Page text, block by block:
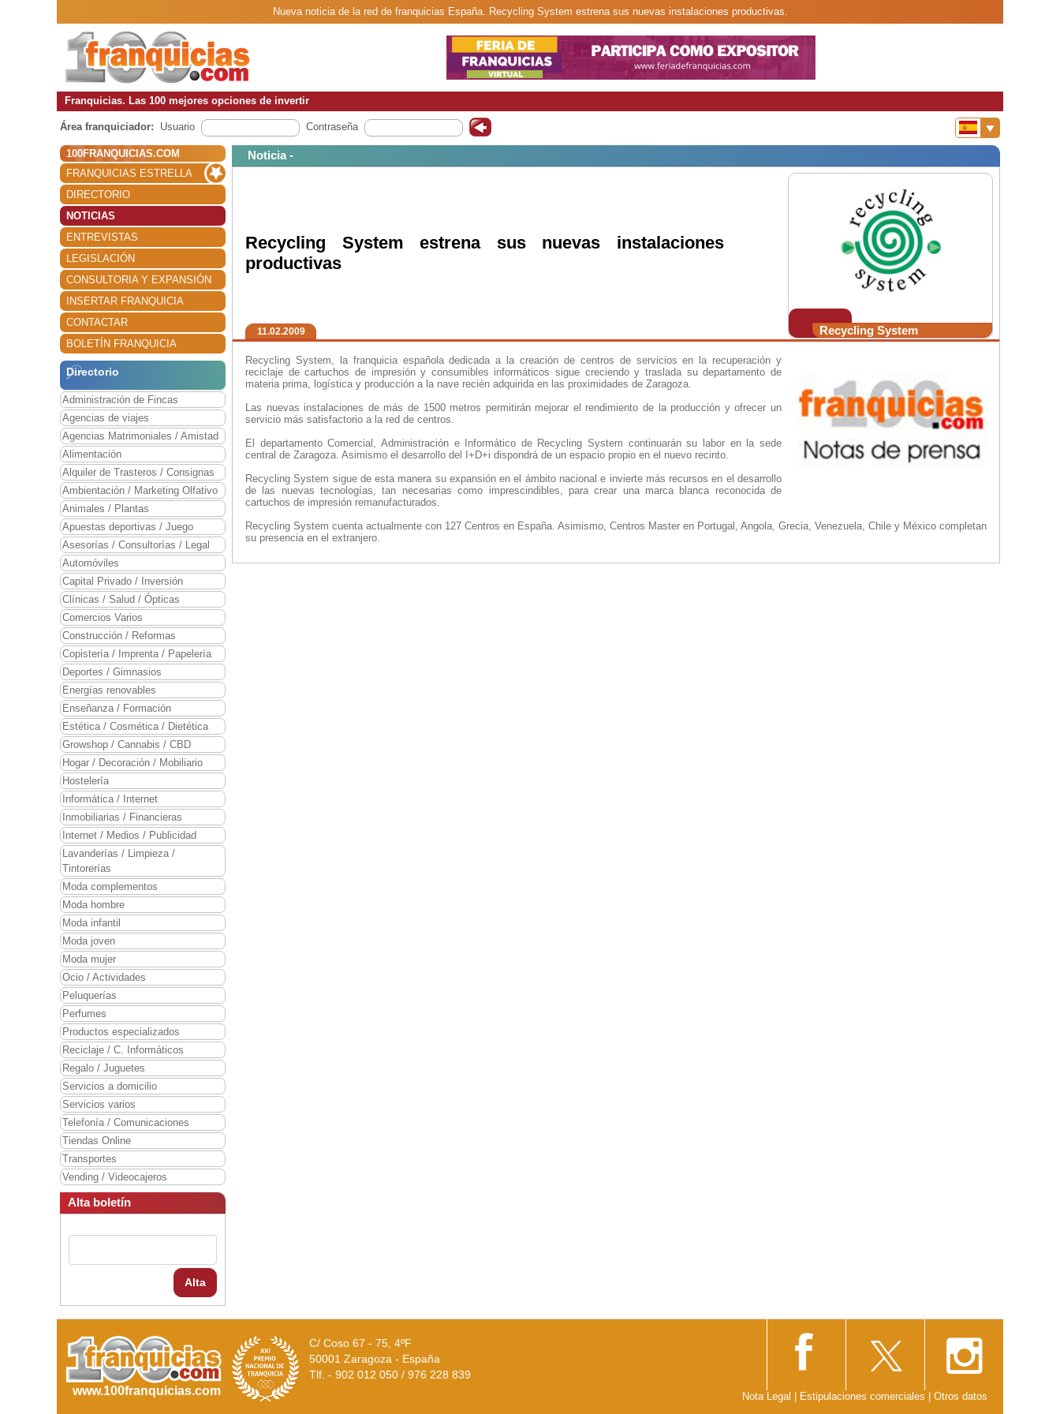
Nueva noticia de la red de franquicias España. Recycling System estrena sus nuevas instalaciones productivas.
Franquicias. Las 100 mejores opciones de invertir
Área franquiciador: Usuario Contraseña
100FRANQUICIAS.COM
FRANQUICIAS ESTRELLA
DIRECTORIO
NOTICIAS
ENTREVISTAS
LEGISLACIÓN
CONSULTORIA Y EXPANSIÓN
INSERTAR FRANQUICIA
CONTACTAR
BOLETÍN FRANQUICIA
Directorio
Administración de Fincas
Agencias de viajes
Agencias Matrimoniales / Amistad
Alimentación
Alquiler de Trasteros / Consignas
Ambientación / Marketing Olfativo
Animales / Plantas
Apuestas deportivas / Juego
Asesorías / Consultorías / Legal
Automóviles
Capital Privado / Inversión
Clínicas / Salud / Ópticas
Comercios Varios
Construcción / Reformas
Copistería / Imprenta / Papelería
Deportes / Gimnasios
Energías renovables
Enseñanza / Formación
Estética / Cosmética / Dietética
Growshop / Cannabis / CBD
Hogar / Decoración / Mobiliario
Hostelería
Informática / Internet
Inmobiliarias / Financieras
Internet / Medios / Publicidad
Lavanderías / Limpieza /
Tintorerías
Moda complementos
Moda hombre
Moda infantil
Moda joven
Moda mujer
Ocio / Actividades
Peluquerías
Perfumes
Productos especializados
Reciclaje / C. Informáticos
Regalo / Juguetes
Servicios a domicilio
Servicios varios
Telefonía / Comunicaciones
Tiendas Online
Transportes
Vending / Videocajeros
Alta boletín
Alta
Noticia -
Recycling System
Recycling System estrena sus nuevas instalaciones
productivas
11.02.2009
Recycling System, la franquicia española dedicada a la creación de centros de servicios en la recuperación y
reciclaje de cartuchos de impresión y consumibles informáticos sigue creciendo y traslada su departamento de
materia prima, logística y producción a la nave recién adquirida en las proximidades de Zaragoza.
Las nuevas instalaciones de más de 1500 metros permitirán mejorar el rendimiento de la producción y ofrecer un
servicio más satisfactorio a la red de centros.
El departamento Comercial, Administración e Informático de Recycling System continuarán su labor en la sede
central de Zaragoza. Asimismo el desarrollo del I+D+i dispondrá de un espacio propio en el nuevo recinto.
Recycling System sigue de esta manera su expansión en el ámbito nacional e invierte más recursos en el desarrollo
de las nuevas tecnologías, tan necesarias como imprescindibles, para crear una marca blanca reconocida de
cartuchos de impresión remanufacturados.
Recycling System cuenta actualmente con 127 Centros en España. Asimismo, Centros Master en Portugal, Angola, Grecia, Venezuela, Chile y México completan
su presencia en el extranjero.
www.100franquicias.com
C/ Coso 67 - 75, 4ºF
50001 Zaragoza - España
Tlf. - 902 012 050 / 976 228 839
Nota Legal Estipulaciones comerciales Otros datos